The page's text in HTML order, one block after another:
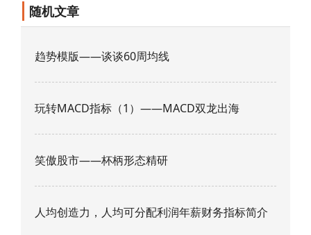
随机文章
趋势模版——谈谈60周均线
玩转MACD指标（1）——MACD双龙出海
笑傲股市——杯柄形态精研
人均创造力，人均可分配利润年薪财务指标简介